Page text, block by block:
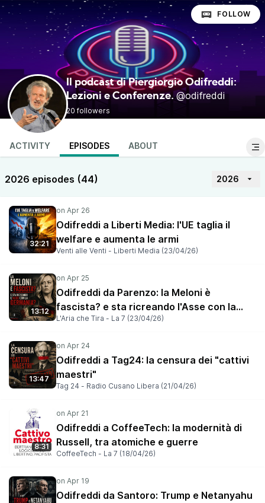
Il podcast di Piergiorgio Odifreddi:
Lezioni e Conferenze. @odifreddi
20 followers
FOLLOW
ACTIVITY EPISODES ABOUT
2026 episodes (44) 2026
32:21
Odifreddi a Liberti Media: l'UE taglia il
welfare e aumenta le armi
Venti alle Venti - Liberti Media (23/04/26)
13:12
Odifreddi da Parenzo: la Meloni è
fascista? e sta ricreando l'Asse con la
Germania?
L'Aria che Tira - La 7 (23/04/26)
13:47
Odifreddi a Tag24: la censura dei "cattivi
maestri"
Tag 24 - Radio Cusano Libera (21/04/26)
8:31
Odifreddi a CoffeeTech: la modernità di
Russell, tra atomiche e guerre
CoffeeTech - La 7 (18/04/26)
Odifreddi da Santoro: Trump e Netanyahu